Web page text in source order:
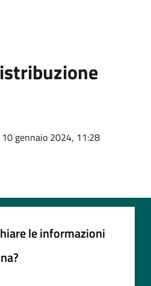
10 gennaio 2024, 11:28
le informazioni